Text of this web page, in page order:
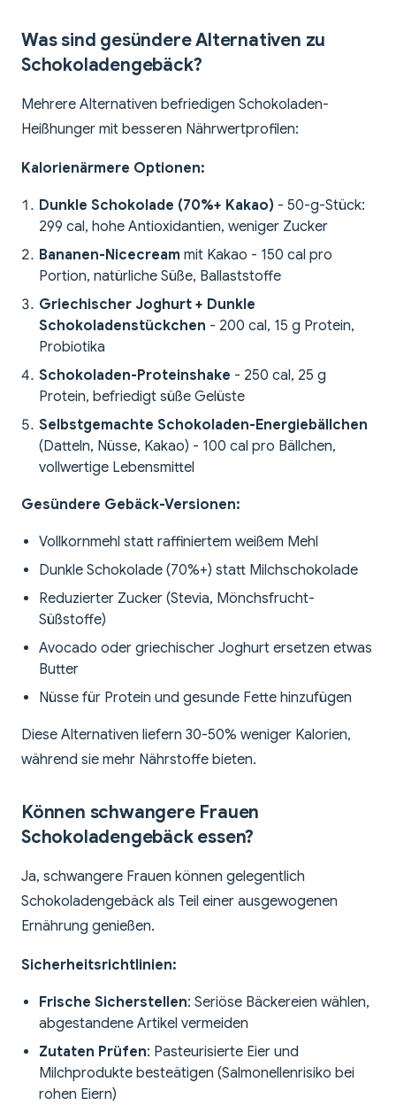
Was sind gesündere Alternativen zu
Schokoladengebäck?
Mehrere Alternativen befriedigen Schokoladen-
Heißhunger mit besseren Nährwertprofilen:
Kalorienärmere Optionen:
Dunkle Schokolade (70%+ Kakao) - 50-g-Stück:
299 cal, hohe Antioxidantien, weniger Zucker
Bananen-Nicecream mit Kakao - 150 cal pro
Portion, natürliche Süße, Ballaststoffe
Griechischer Joghurt + Dunkle
Schokoladenstückchen - 200 cal, 15 g Protein,
Probiotika
Schokoladen-Proteinshake - 250 cal, 25 g
Protein, befriedigt süße Gelüste
Selbstgemachte Schokoladen-Energiebällchen
(Datteln, Nüsse, Kakao) - 100 cal pro Bällchen,
vollwertige Lebensmittel
Gesündere Gebäck-Versionen:
Vollkornmehl statt raffiniertem weißem Mehl
Dunkle Schokolade (70%+) statt Milchschokolade
Reduzierter Zucker (Stevia, Mönchsfrucht-
Süßstoffe)
Avocado oder griechischer Joghurt ersetzen etwas
Butter
Nüsse für Protein und gesunde Fette hinzufügen
Diese Alternativen liefern 30-50% weniger Kalorien,
während sie mehr Nährstoffe bieten.
Können schwangere Frauen
Schokoladengebäck essen?
Ja, schwangere Frauen können gelegentlich
Schokoladengebäck als Teil einer ausgewogenen
Ernährung genießen.
Sicherheitsrichtlinien:
Frische Sicherstellen: Seriöse Bäckereien wählen,
abgestandene Artikel vermeiden
Zutaten Prüfen: Pasteurisierte Eier und
Milchprodukte besteätigen (Salmonellenrisiko bei
rohen Eiern)